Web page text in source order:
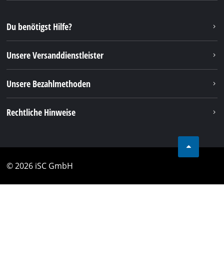
Du benötigst Hilfe?
Unsere Versanddienstleister
Unsere Bezahlmethoden
Rechtliche Hinweise
© 2026 iSC GmbH